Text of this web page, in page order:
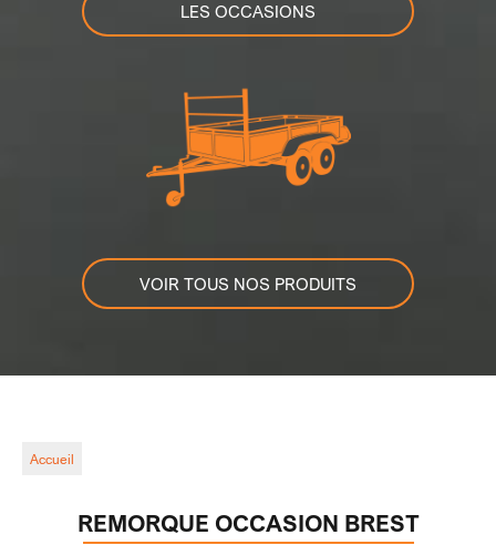
LES OCCASIONS
VOIR TOUS NOS PRODUITS
Accueil
REMORQUE OCCASION BREST